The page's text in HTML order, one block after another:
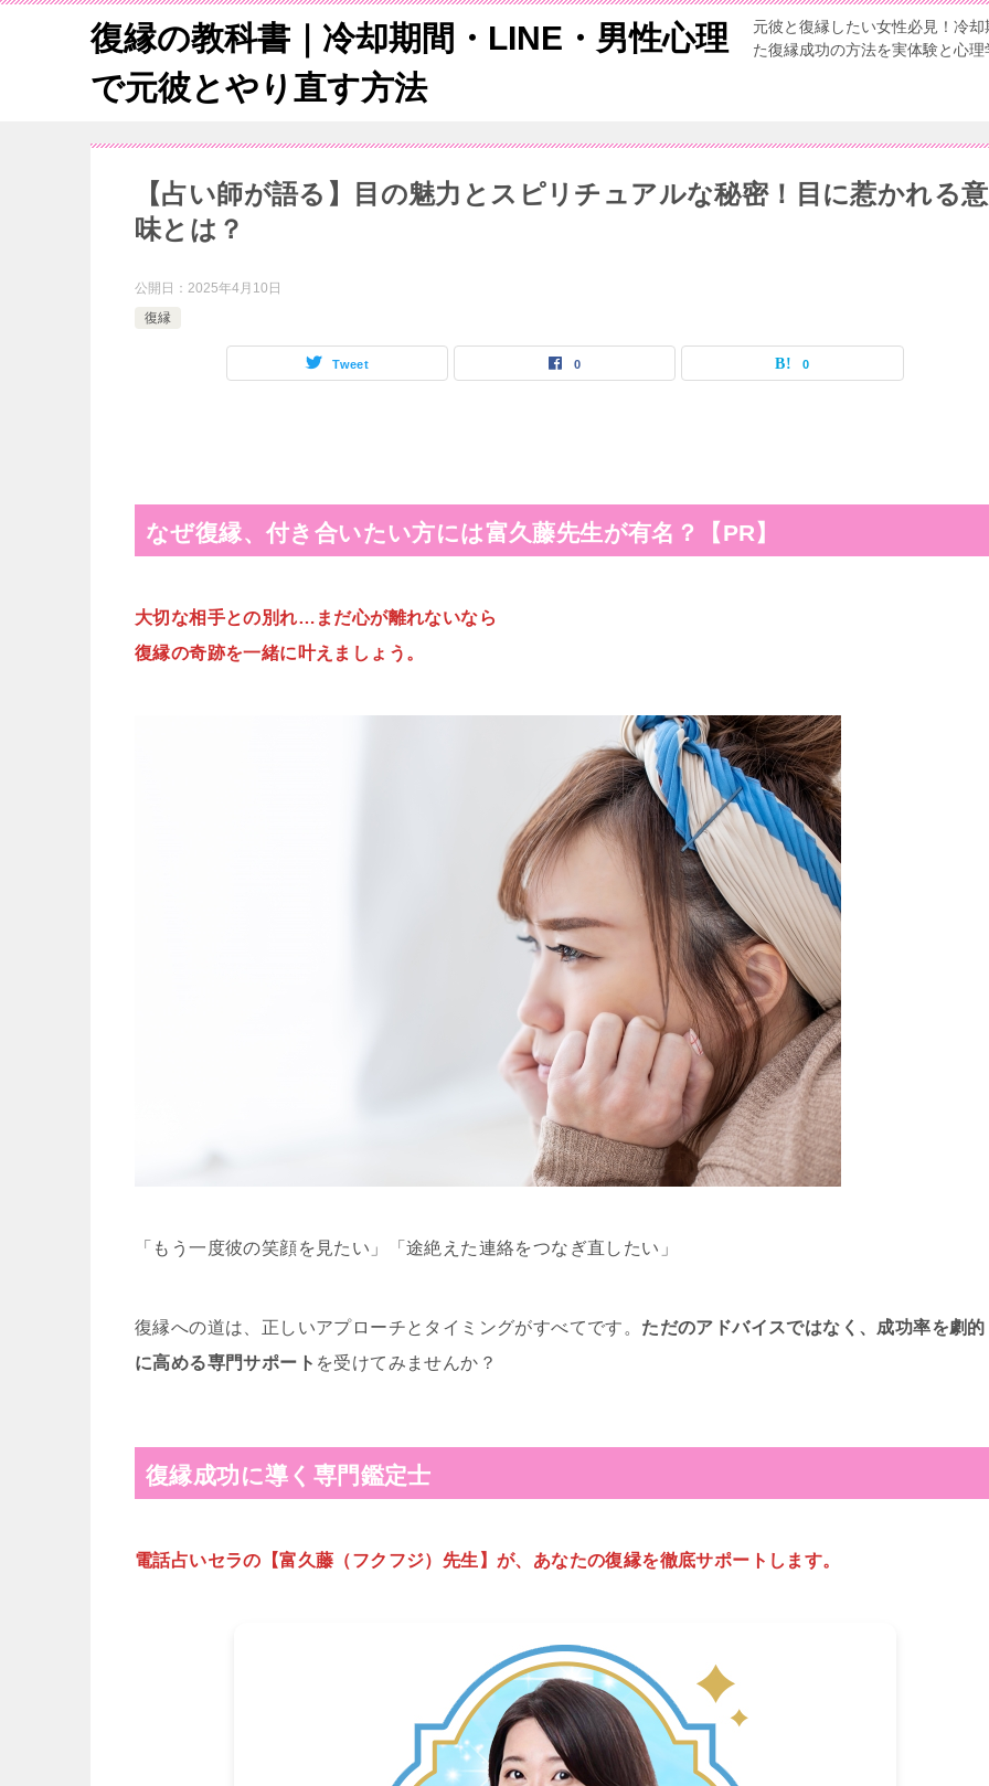
復縁の教科書｜冷却期間・LINE・男性心理
で元彼とやり直す方法
元彼と復縁したい女性必見！冷
た復縁成功の方法を実体験と心
【占い師が語る】目の魅力とスピリチュアルな秘密！目に惹かれる意
味とは？
公開日： 2025年4月10日
復縁
Tweet 0 0
なぜ復縁、付き合いたい方には富久藤先生が有名？【PR】
大切な相手との別れ…まだ心が離れないなら
復縁の奇跡を一緒に叶えましょう。
「もう一度彼の笑顔を見たい」「途絶えた連絡をつなぎ直したい」
復縁への道は、正しいアプローチとタイミングがすべてです。 ただのアドバイスではなく、成功率を劇的
に高める専門サポート を受けてみませんか？
復縁成功に導く専門鑑定士
電話占いセラの【富久藤（フクフジ）先生】が、あなたの復縁を徹底サポートします。